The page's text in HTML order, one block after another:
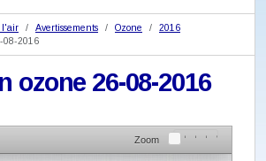
l'air Avertissements Ozone
2016
08-2016
ozone 26-08-2016
Zoom